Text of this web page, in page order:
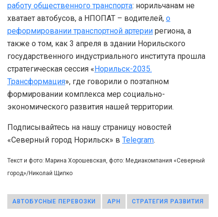
работу общественного транспорта: норильчанам не
хватает автобусов, а НПОПАТ – водителей, о
реформировании транспортной артерии региона, а
также о том, как 3 апреля в здании Норильского
государственного индустриального института прошла
стратегическая сессия «Норильск-2035.
Трансформация», где говорили о поэтапном
формировании комплекса мер социально-
экономического развития нашей территории.
Подписывайтесь на нашу страницу новостей
«Северный город Норильск» в Telegram.
Текст и фото: Марина Хорошевская, фото: Медиакомпания «Северный
город»/Николай Щипко
АВТОБУСНЫЕ ПЕРЕВОЗКИ АРН СТРАТЕГИЯ РАЗВИТИЯ